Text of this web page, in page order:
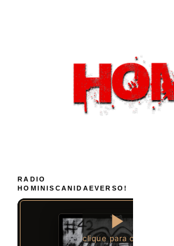
RADIO
HOMINISCANIDAEVERSO!